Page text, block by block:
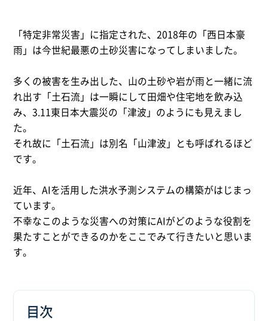
「特定非常災害」に指定された、2018年の「西日本豪
雨」は今世紀最悪の土砂災害になってしまいました。
多くの被害を生み出した、山の土砂や岩が雨と一緒に流
れ出す「土石流」は一瞬にして田畑や住宅地を飲み込
み、3.11東日本大震災の「津波」のようにも見えまし
た。
それ故に「土石流」は別名「山津波」とも呼ばれるほど
です。
近年、AIを活用した洪水予測システムの構築がはじまっ
ています。
不幸なこのような災害への対策にAIがどのような役割を
果たすことができるのかをここでみて行きたいと思いま
す。
目次